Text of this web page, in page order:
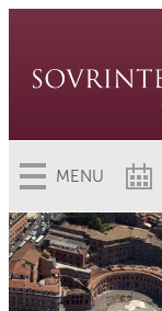
MENU